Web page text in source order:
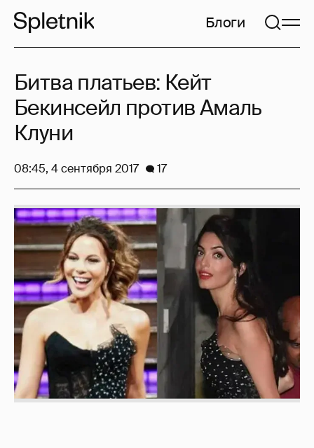
Блоги
Битва платьев: Кейт
Бекинсейл против Амаль
Клуни
08:45, 4 сентября 2017 17